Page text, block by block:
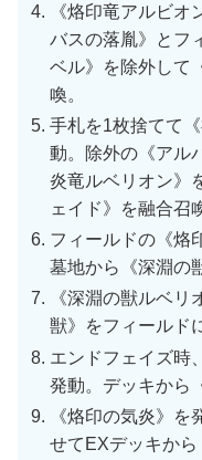
《烙印竜アルビ
バスの落胤》とフ
ベル》を除外して
喚。
手札を1枚捨てて
動。除外の《アル
炎竜ルベリオン》
ェイド》を融合召
フィールドの《烙
墓地から《深淵の
《深淵の獣ルベ
獣》をフィールド
エンドフェイズ時
発動。デッキから
《烙印の気炎》
せてEXデッキか